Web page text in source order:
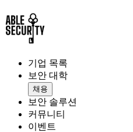
기업 목록
보안 대학
채용
보안 솔루션
커뮤니티
이벤트